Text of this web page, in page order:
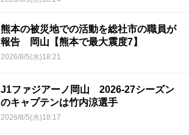
熊本の被災地での活動を総社市の職員が
報告 岡山【熊本で最大震度7】
2026/8/5(水)18:21
J1ファジアーノ岡山 2026-27シーズン
のキャプテンは竹内涼選手
2026/8/5(水)18:17